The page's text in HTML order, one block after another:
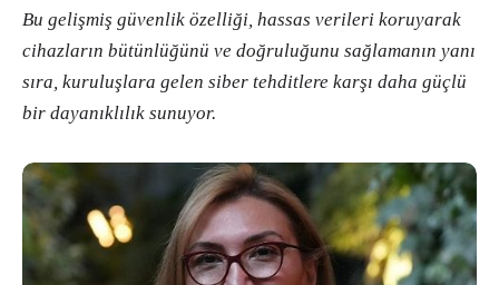
Bu gelişmiş güvenlik özelliği, hassas verileri koruyarak
cihazların bütünlüğünü ve doğruluğunu sağlamanın yanı
sıra, kuruluşlara gelen siber tehditlere karşı daha güçlü
bir dayanıklılık sunuyor.